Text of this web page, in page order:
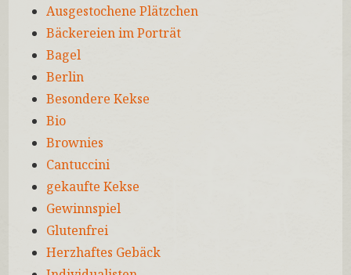
Ausgestochene Plätzchen
Bäckereien im Porträt
Bagel
Berlin
Besondere Kekse
Bio
Brownies
Cantuccini
gekaufte Kekse
Gewinnspiel
Glutenfrei
Herzhaftes Gebäck